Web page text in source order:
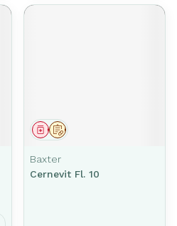
Op voorschrift
Geneesmiddel
Baxter
Cernevit Fl. 10